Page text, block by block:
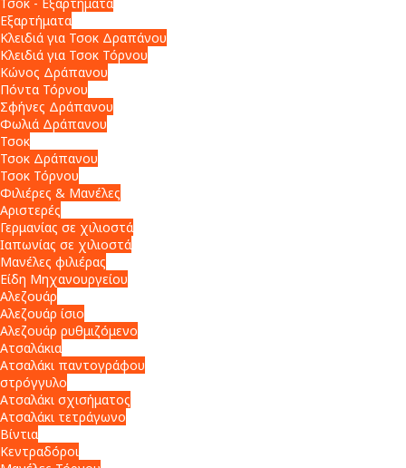
Εξαρτήματα
Κλειδιά για Τσοκ Δραπάνου
Κλειδιά για Τσοκ Τόρνου
Κώνος Δράπανου
Πόντα Τόρνου
Σφήνες Δράπανου
Φωλιά Δράπανου
Τσοκ
Τσοκ Δράπανου
Τσοκ Τόρνου
Φιλιέρες & Μανέλες
Αριστερές
Γερμανίας σε χιλιοστά
Ιαπωνίας σε χιλιοστά
Μανέλες φιλιέρας
Είδη Μηχανουργείου
Αλεζουάρ
Αλεζουάρ ίσιο
Αλεζουάρ ρυθμιζόμενο
Ατσαλάκια
Ατσαλάκι παντογράφου
στρόγγυλο
Ατσαλάκι σχισήματος
Ατσαλάκι τετράγωνο
Βίντια
Κεντραδόροι